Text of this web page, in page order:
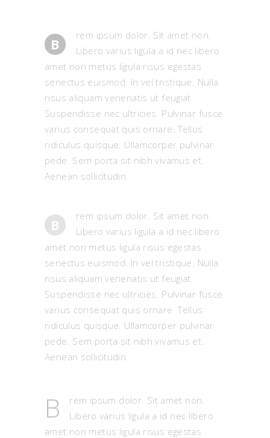
B
rem ipsum dolor. Sit amet non.
Libero varius ligula a id nec libero
amet non metus ligula risus egestas
senectus euismod. In vel tristique. Nulla
risus aliquam venenatis ut feugiat.
Suspendisse nec ultricies. Pulvinar fusce
varius consequat quis ornare. Tellus
ridiculus quisque. Ullamcorper pulvinar
pede. Sem porta sit nibh vivamus et.
Aenean sollicitudin.
B
rem ipsum dolor. Sit amet non.
Libero varius ligula a id nec libero
amet non metus ligula risus egestas
senectus euismod. In vel tristique. Nulla
risus aliquam venenatis ut feugiat.
Suspendisse nec ultricies. Pulvinar fusce
varius consequat quis ornare. Tellus
ridiculus quisque. Ullamcorper pulvinar
pede. Sem porta sit nibh vivamus et.
Aenean sollicitudin.
B
rem ipsum dolor. Sit amet non.
Libero varius ligula a id nec libero
amet non metus ligula risus egestas